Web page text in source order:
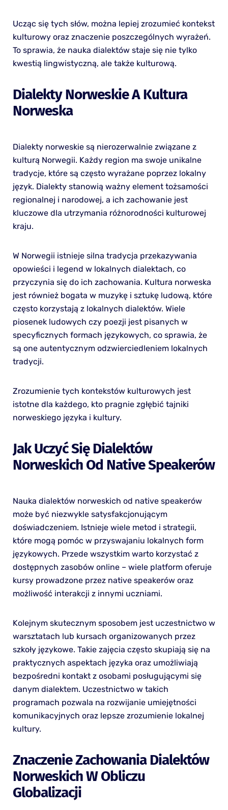
Ucząc się tych słów, można lepiej zrozumieć kontekst
kulturowy oraz znaczenie poszczególnych wyrażeń.
To sprawia, że nauka dialektów staje się nie tylko
kwestią lingwistyczną, ale także kulturową.
Dialekty Norweskie A Kultura
Norweska
Dialekty norweskie są nierozerwalnie związane z
kulturą Norwegii. Każdy region ma swoje unikalne
tradycje, które są często wyrażane poprzez lokalny
język. Dialekty stanowią ważny element tożsamości
regionalnej i narodowej, a ich zachowanie jest
kluczowe dla utrzymania różnorodności kulturowej
kraju.
W Norwegii istnieje silna tradycja przekazywania
opowieści i legend w lokalnych dialektach, co
przyczynia się do ich zachowania. Kultura norweska
jest również bogata w muzykę i sztukę ludową, które
często korzystają z lokalnych dialektów. Wiele
piosenek ludowych czy poezji jest pisanych w
specyficznych formach językowych, co sprawia, że
są one autentycznym odzwierciedleniem lokalnych
tradycji.
Zrozumienie tych kontekstów kulturowych jest
istotne dla każdego, kto pragnie zgłębić tajniki
norweskiego języka i kultury.
Jak Uczyć Się Dialektów
Norweskich Od Native Speakerów
Nauka dialektów norweskich od native speakerów
może być niezwykle satysfakcjonującym
doświadczeniem. Istnieje wiele metod i strategii,
które mogą pomóc w przyswajaniu lokalnych form
językowych. Przede wszystkim warto korzystać z
dostępnych zasobów online – wiele platform oferuje
kursy prowadzone przez native speakerów oraz
możliwość interakcji z innymi uczniami.
Kolejnym skutecznym sposobem jest uczestnictwo w
warsztatach lub kursach organizowanych przez
szkoły językowe. Takie zajęcia często skupiają się na
praktycznych aspektach języka oraz umożliwiają
bezpośredni kontakt z osobami posługującymi się
danym dialektem. Uczestnictwo w takich
programach pozwala na rozwijanie umiejętności
komunikacyjnych oraz lepsze zrozumienie lokalnej
kultury.
Znaczenie Zachowania Dialektów
Norweskich W Obliczu
Globalizacji